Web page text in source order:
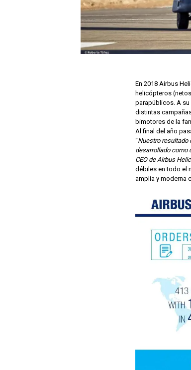
En 2018 Airbus
helicópteros
parapúblicos. A
distintas
bimotores de la
Al final del año
“Nuestro resultado
desarrollado como
CEO de Airbus
débiles en todo el
amplia y moderna